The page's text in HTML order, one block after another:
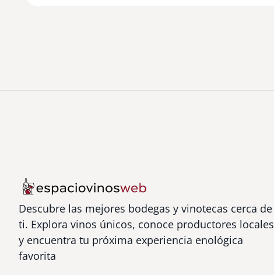
Descubre las mejores bodegas y vinotecas cerca de
ti. Explora vinos únicos, conoce productores locales
y encuentra tu próxima experiencia enológica
favorita